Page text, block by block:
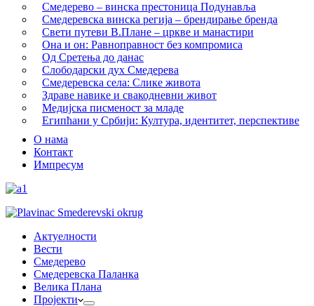
Смедерево – винска престоница Подунавља
Смедеревска винска регија – брендирање бренда
Свети путеви В.Плане – цркве и манастири
Она и он: Равноправност без компромиса
Од Сретења до данас
Слободарски дух Смедерева
Смедеревска села: Слике живота
Здраве навике и свакодневни живот
Медијска писменост за младе
Египћани у Србији: Култура, идентитет, перспективе
О нама
Контакт
Импресум
Актуелности
Вести
Смедерево
Смедеревска Паланка
Велика Плана
Пројекти